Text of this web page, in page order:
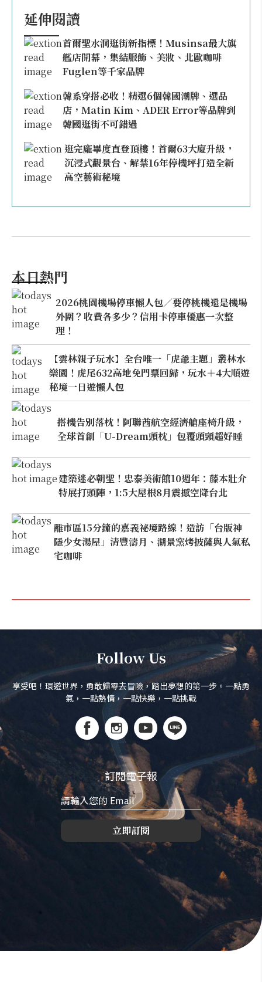
延伸閱讀
首爾聖水洞逛街新指標！Musinsa最大旗
艦店開幕，集結服飾、美妝、北歐咖啡
Fuglen等千家品牌
韓系穿搭必收！精選6個韓國潮牌、選品
店，Matin Kim、ADER Error等品牌到
韓國逛街不可錯過
逛完龐畢度直登頂樓！首爾63大廈升級，
沉浸式觀景台、解禁16年停機坪打造全新
高空藝術秘境
本日熱門
2026桃園機場停車懶人包／要停桃機還是機場
外圍？收費各多少？信用卡停車優惠一次整
理！
【雲林親子玩水】全台唯一「虎爺主題」叢林水
樂園！虎尾632高地免門票回歸，玩水＋4大順遊
秘境一日遊懶人包
搭機告別落枕！阿聯酋航空經濟艙座椅升級，
全球首創「U-Dream頭枕」包覆頭頸超好睡
建築迷必朝聖！忠泰美術館10週年：藤本壯介
特展打頭陣，1:5大屋根8月震撼空降台北
離市區15分鐘的嘉義祕境路線！造訪「台版神
隱少女湯屋」清豐濤月、湖景窯烤披薩與人氣私
宅咖啡
Follow Us
享受吧！環遊世界，勇敢歸零去冒險，踏出夢想的第一步。一點勇
氣，一點熱情，一點快樂，一點挑戰
訂閱電子報
立即訂閱